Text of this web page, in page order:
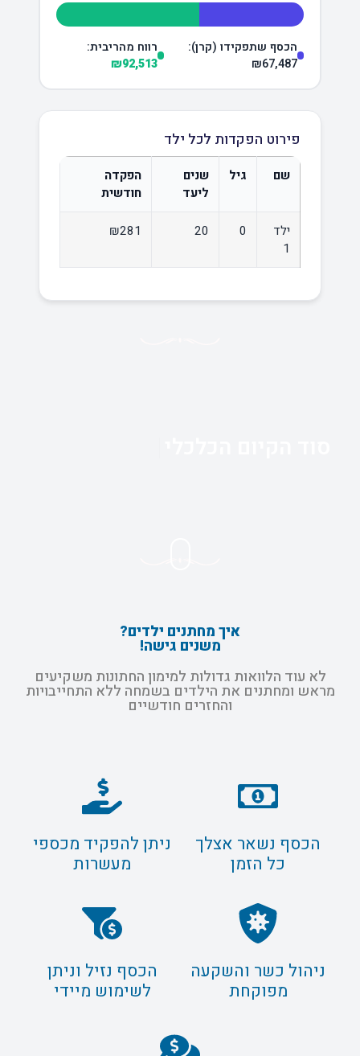
הכסף שתפקידו (קרן):
₪67,487
רווח מהריבית:
₪92,513
פירוט הפקדות לכל ילד
שם גיל
שנים
ליעד
הפקדה
חודשית
ילד
1
0
20
₪281
איך מחתנים ילדים?
משנים גישה!
לא עוד הלוואות גדולות למימון החתונות משקיעים
מראש ומחתנים את הילדים בשמחה ללא התחייבויות
והחזרים חודשיים
הכסף נשאר אצלך
כל הזמן
ניתן להפקיד מכספי
מעשרות
ניהול כשר והשקעה
מפוקחת
הכסף נזיל וניתן
לשימוש מיידי